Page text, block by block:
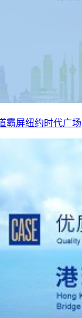
霸屏纽约时代广场